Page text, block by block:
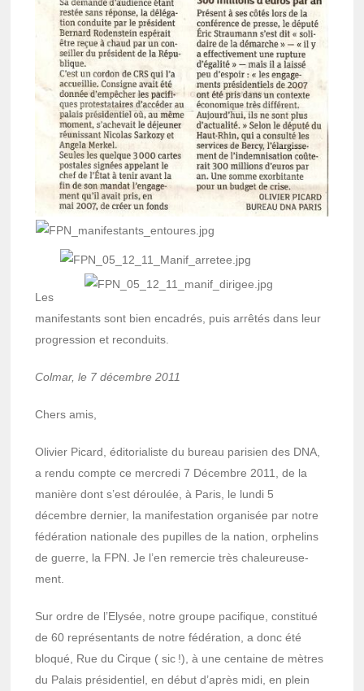
Les
mani­fes­tants sont bien enca­drés, puis arrê­tés dans leur
progres­sion et recon­duits.
Colmar, le 7 décembre 2011
Chers amis,
Olivier Picard, édito­ria­liste du bureau pari­sien des DNA,
a rendu compte ce mercredi 7 Décembre 2011, de la
manière dont s’est dérou­lée, à Paris, le lundi 5
décembre dernier, la mani­fes­ta­tion orga­ni­sée par notre
fédé­ra­tion natio­nale des pupilles de la nation, orphe­lins
de guerre, la FPN. Je l’en remer­cie très chaleu­reu­se­
ment.
Sur ordre de l’Ely­sée, notre groupe paci­fique, consti­tué
de 60 repré­sen­tants de notre fédé­ra­tion, a donc été
bloqué, Rue du Cirque ( sic !), à une centaine de mètres
du Palais prési­den­tiel, en début d’après midi, en plein